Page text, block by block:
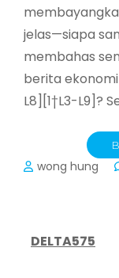
jelas—siapa
membahas
berita
L8][1†L3-L9]?
wong hung
DELTA575